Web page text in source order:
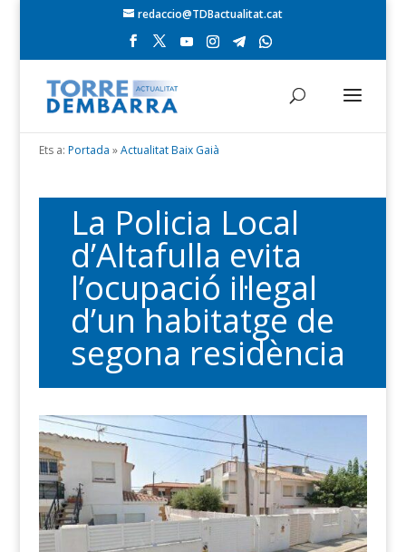
redaccio@TDBactualitat.cat
Ets a: Portada »Actualitat Baix Gaià
La Policia Local
d’Altafulla evita
l’ocupació il·legal
d’un habitatge de
segona residència